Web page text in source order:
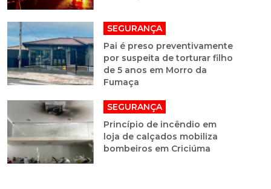
SEGURANÇA
Pai é preso preventivamente
por suspeita de torturar filho
de 5 anos em Morro da
Fumaça
SEGURANÇA
Princípio de incêndio em
loja de calçados mobiliza
bombeiros em Criciúma